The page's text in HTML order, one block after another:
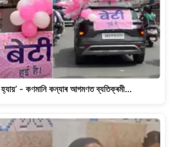
হ্যায়’ - কণমানি কন্যাৰ আগমণত ব্যতিক্ৰমী…